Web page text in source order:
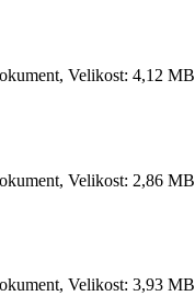
Velikost: 4,12 MB
Velikost: 2,86 MB
Velikost: 3,93 MB